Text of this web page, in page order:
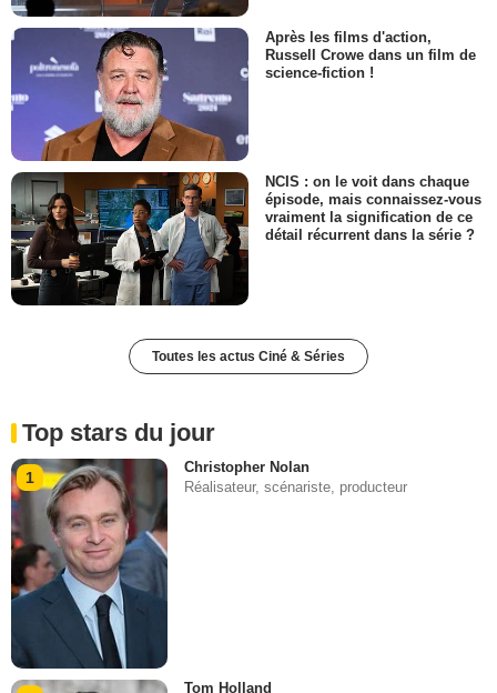
Après les films d'action,
Russell Crowe dans un film de
science-fiction !
NCIS : on le voit dans chaque
épisode, mais connaissez-vous
vraiment la signification de ce
détail récurrent dans la série ?
Toutes les actus Ciné & Séries
Top stars du jour
1
Christopher Nolan
Réalisateur, scénariste, producteur
Tom Holland